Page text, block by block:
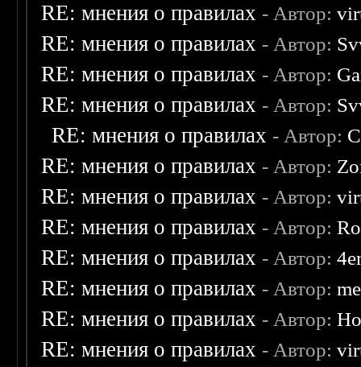
RE: мнения о правилах - Автор:
RE: мнения о правилах - Автор:
RE: мнения о правилах - Автор:
RE: мнения о правилах - Автор:
RE: мнения о правилах - Автор:
RE: мнения о правилах - Автор:
RE: мнения о правилах - Автор:
RE: мнения о правилах - Автор:
RE: мнения о правилах - Автор:
RE: мнения о правилах - Автор:
RE: мнения о правилах - Автор:
RE: мнения о правилах - Автор: